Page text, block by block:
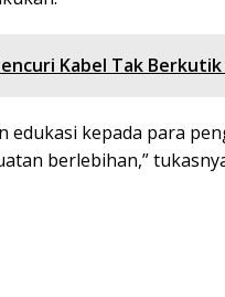
Kabel Tak
edukasi kepada para
berlebihan,”